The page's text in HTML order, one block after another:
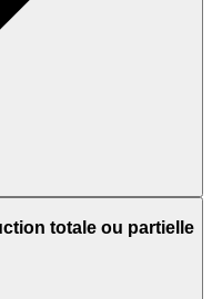
totale ou partielle